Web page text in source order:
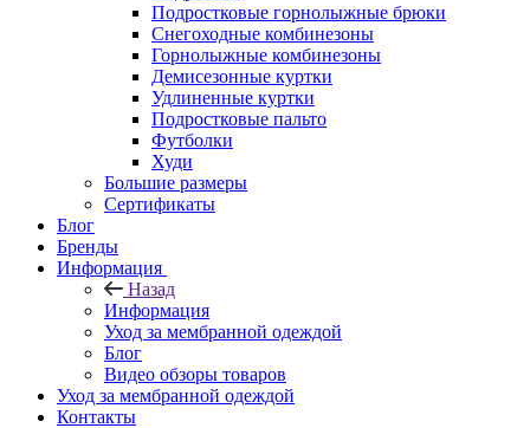
Подростковые горнолыжные брюки
Снегоходные комбинезоны
Горнолыжные комбинезоны
Демисезонные куртки
Удлиненные куртки
Подростковые пальто
Футболки
Худи
Большие размеры
Сертификаты
Блог
Бренды
Информация
Назад
Информация
Уход за мембранной одеждой
Блог
Видео обзоры товаров
Уход за мембранной одеждой
Контакты